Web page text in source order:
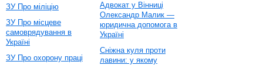
ЗУ Про міліцію
ЗУ Про місцеве
самоврядування в
Україні
ЗУ Про охорону праці
Адвокат у Вінниці
Олександр Малик —
юридична допомога в
Україні
Сніжна куля проти
лавини: у якому